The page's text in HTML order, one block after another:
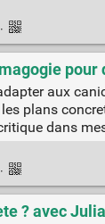
·
pour
aux
plans
dans
·
? avec